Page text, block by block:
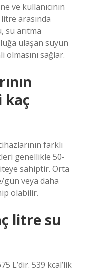
ve kullanıcının
arasında
su arıtma
ulaşan suyun
sağlar.
kaç
farklı
genellikle 50-
sahiptir. Orta
gün veya daha
olabilir.
litre su
L’dir. 539 kcal’lik